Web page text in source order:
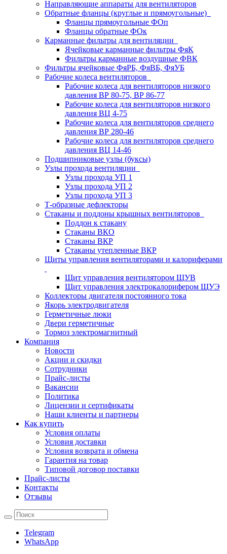
Направляющие аппараты для вентиляторов
Обратные фланцы (круглые и прямоугольные)
Фланцы прямоугольные ФОп
Фланцы обратные ФОк
Карманные фильтры для вентиляции
Ячейковые карманные фильтры ФяК
Фильтры карманные воздушные ФВК
Фильтры ячейковые ФяРБ, ФяВБ, ФяУБ
Рабочие колеса вентиляторов
Рабочие колеса для вентиляторов низкого
давления ВР 80-75, ВР 86-77
Рабочие колеса для вентиляторов низкого
давления ВЦ 4-75
Рабочие колеса для вентиляторов среднего
давления ВР 280-46
Рабочие колеса для вентиляторов среднего
давления ВЦ 14-46
Подшипниковые узлы (буксы)
Узлы прохода вентиляции
Узлы прохода УП 1
Узлы прохода УП 2
Узлы прохода УП 3
Т-образные дефлекторы
Стаканы и поддоны крышных вентиляторов
Поддон к стакану
Стаканы ВКО
Стаканы ВКР
Стаканы утепленные ВКР
Щиты управления вентиляторами и калориферами
Щит управления вентилятором ЩУВ
Щит управления электрокалорифером ЩУЭ
Коллекторы двигателя постоянного тока
Якорь электродвигателя
Герметичные люки
Двери герметичные
Тормоз электромагнитный
Компания
Новости
Акции и скидки
Сотрудники
Прайс-листы
Вакансии
Политика
Лицензии и сертификаты
Наши клиенты и партнеры
Как купить
Условия оплаты
Условия доставки
Условия возврата и обмена
Гарантия на товар
Типовой договор поставки
Прайс-листы
Контакты
Отзывы
Telegram
WhatsApp